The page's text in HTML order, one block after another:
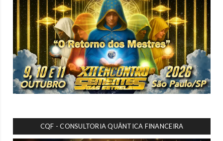
CQF - CONSULTORIA QUÂNTICA FINANCEIRA